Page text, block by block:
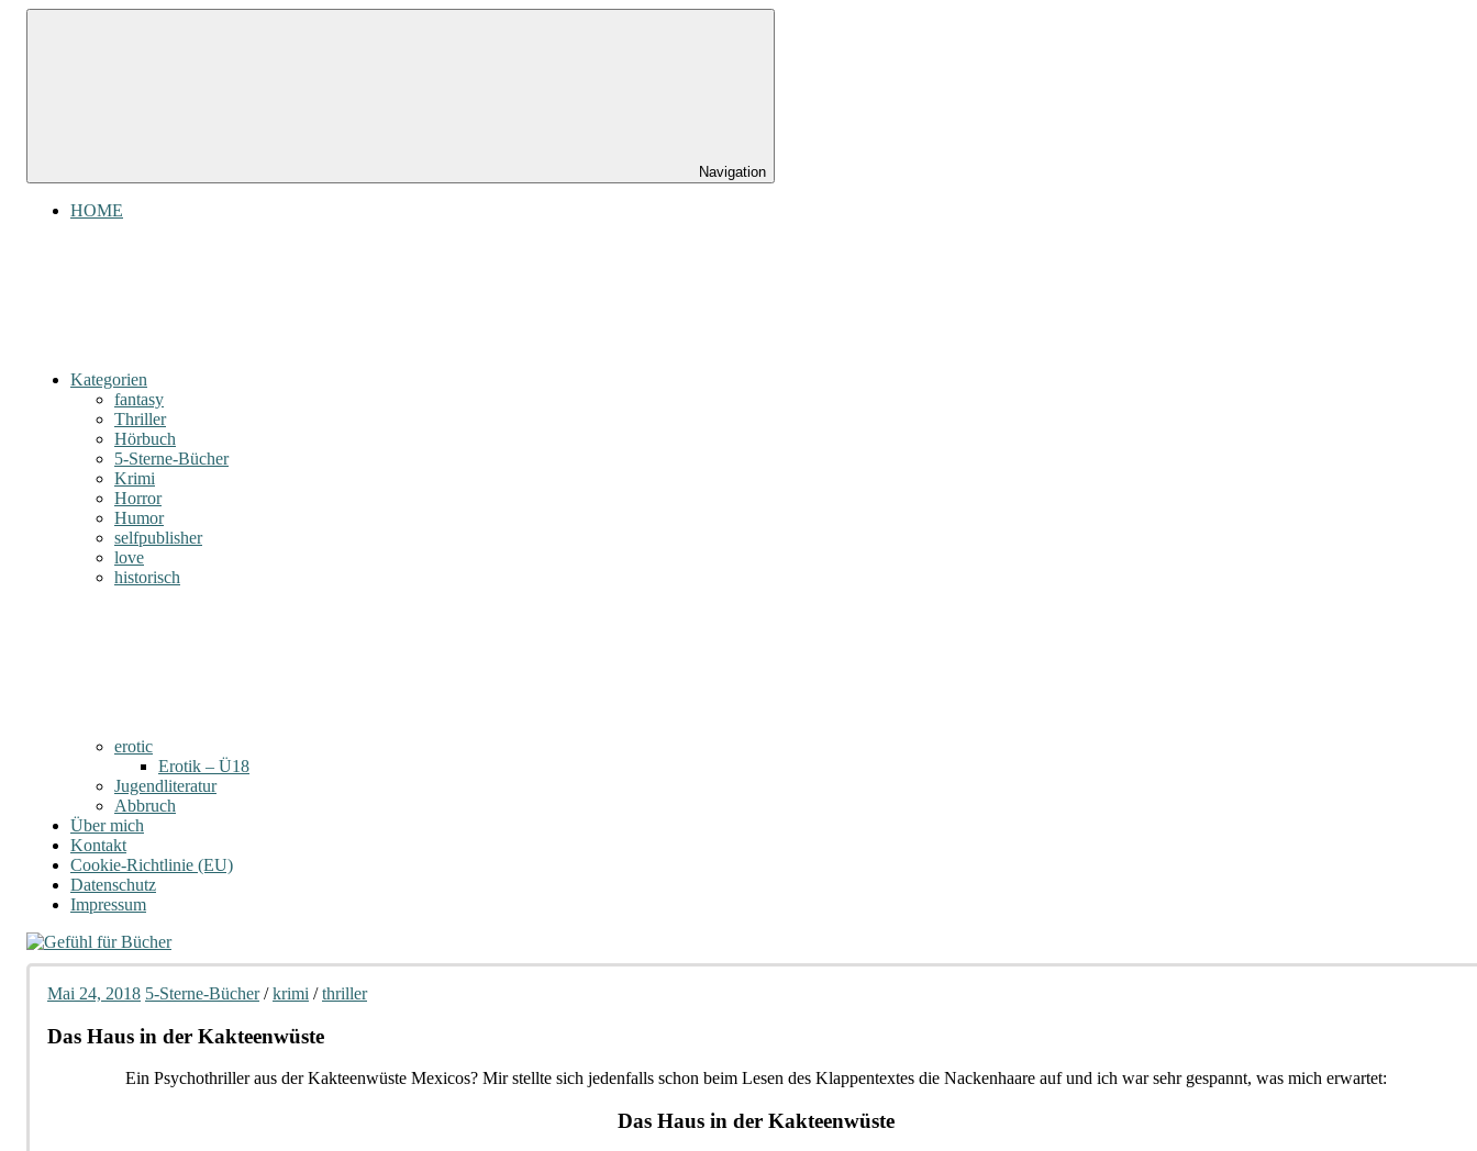
Zum
Navigation
HOME
Kategorien
fantasy
Thriller
Hörbuch
5-Sterne-Bücher
Krimi
Horror
Humor
selfpublisher
love
historisch
erotic
Erotik – Ü18
Jugendliteratur
Abbruch
Über mich
Kontakt
Cookie-Richtlinie (EU)
Datenschutz
Impressum
Mai 24, 2018 5-Sterne-Bücher/krimi /thriller
Das Haus in der Kakteenwüste
Ein Psychothriller aus der Kakteenwüste Mexicos? Mir stellte sich jedenfalls schon beim Lesen des Klappentextes die Nackenhaare auf und ich war sehr gespannt, was mich erwartet:
Das Haus in der Kakteenwüste